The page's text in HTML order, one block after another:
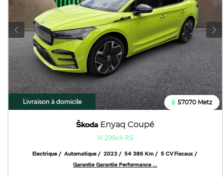
Livraison à domicile
Škoda Enyaq Coupé
iV 299ch RS
57070 Metz
Electrique Automatique 2023 54 386 Km
5 CV Fiscaux
Garantie Garantie Performance ...